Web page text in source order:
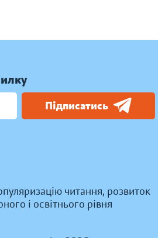
Підписатись
читання, розвиток
і освітнього рівня